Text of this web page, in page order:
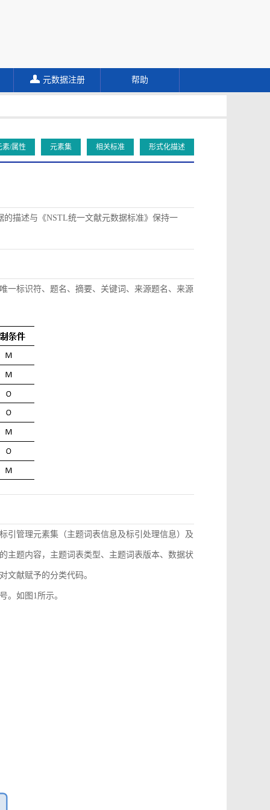
元数据注册 帮助
素/属性 元素集 相关标准 形式化描述
描述与《NSTL统一文献元数据标准》保持一
一标识符、题名、摘要、关键词、来源题名、来源
引管理元素集（主题词表信息及标引处理信息）及
主题内容，主题词表类型、主题词表版本、数据状
文献赋予的分类代码。
。如图1所示。